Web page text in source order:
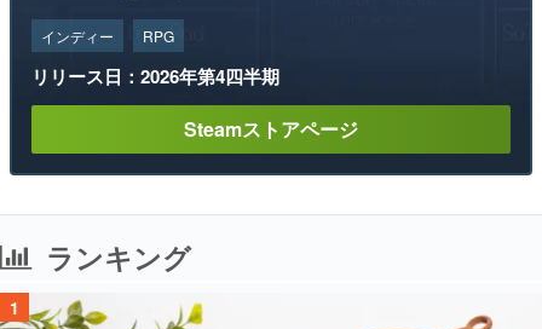
インディー RPG
リリース日：2026年第4四半期
Steamストアページ
ランキング
1